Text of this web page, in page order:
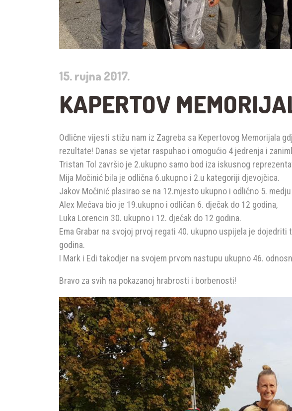
15. rujna 2017.
KAPERTOV
Odlične vijesti stižu nam iz Zagreba sa Kepertovog Memorijala
rezultate! Danas se vjetar raspuhao i omogućio 4 jedrenja i
Tristan Tol završio je 2.ukupno samo bod iza iskusnog
Mija Močinić bila je odlična 6.ukupno i 2.u kategoriji djevojčica.
Jakov Močinić plasirao se na 12.mjesto ukupno i odlično 5.
Alex Mećava bio je 19.ukupno i odličan 6. dječak do 12 godina,
Luka Lorencin 30. ukupno i 12. dječak do 12 godina.
Ema Grabar na svojoj prvoj regati 40. ukupno uspijela je
godina.
I Mark i Edi takodjer na svojem prvom nastupu ukupno 46.
Bravo za svih na pokazanoj hrabrosti i borbenosti!